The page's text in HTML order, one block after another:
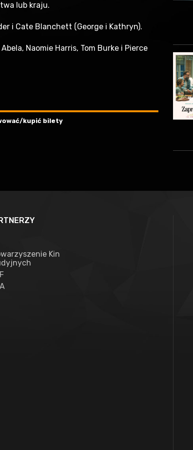
lub kraju.
i Cate Blanchett (George i Kathryn).
Naomie Harris, Tom Burke i Pierce
kupić bilety
Kin